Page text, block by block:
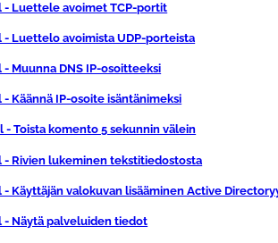
- Luettele avoimet TCP-portit
- Luettelo avoimista UDP-porteista
Muunna DNS IP-osoitteeksi
Käännä IP-osoite isäntänimeksi
- Toista komento 5 sekunnin välein
- Rivien lukeminen tekstitiedostosta
- Käyttäjän valokuvan lisääminen Active
- Näytä palveluiden tiedot